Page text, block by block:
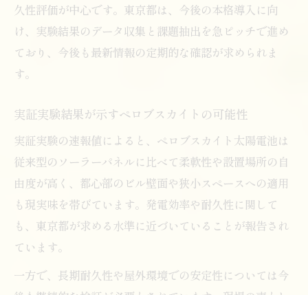
久性評価が中心です。東京都は、今後の本格導入に向
け、実験結果のデータ収集と課題抽出を急ピッチで進め
ており、今後も最新情報の定期的な確認が求められま
す。
実証実験結果が示すペロブスカイトの可能性
実証実験の速報値によると、ペロブスカイト太陽電池は
従来型のソーラーパネルに比べて柔軟性や設置場所の自
由度が高く、都心部のビル壁面や狭小スペースへの適用
も現実味を帯びています。発電効率や耐久性に関して
も、東京都が求める水準に近づいていることが報告され
ています。
一方で、長期耐久性や屋外環境での安定性については今